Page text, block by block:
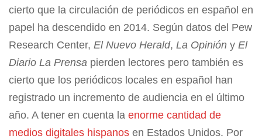
cierto que la circulación de periódicos en español en
papel ha descendido en 2014. Según datos del Pew
Research Center, El Nuevo Herald, La Opinión y El
Diario La Prensa pierden lectores pero también es
cierto que los periódicos locales en español han
registrado un incremento de audiencia en el último
año. A tener en cuenta la enorme cantidad de
medios digitales hispanos en Estados Unidos. Por